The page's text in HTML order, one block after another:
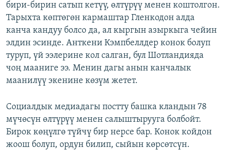
бири-бирин сатып кетүү, өлтүрүү менен коштолгон.
Тарыхта көптөгөн кармаштар Гленкодон алда
канча кандуу болсо да, ал кыргын азыркыга чейин
элдин эсинде. Анткени Кэмпбеллдер конок болуп
туруп, үй ээлерине кол салган, бул Шотландияда
чоң мааниге ээ. Менин дагы анын канчалык
маанилүү экенине көзүм жетет.
Социалдык медиадагы постту башка кландын 78
мүчөсүн өлтүрүү менен салыштырууга болбойт.
Бирок көңүлгө түйчү бир нерсе бар. Конок койдон
жоош болуп, ордун билип, сыйын көрсөтсүн.